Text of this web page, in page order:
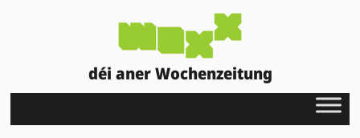
déi aner Wochenzeitung